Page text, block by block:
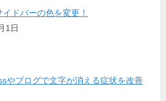
ドバーの色を変更！
1日
やブログで文字が消える症状を改善